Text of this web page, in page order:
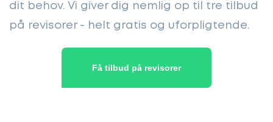
dit behov. Vi giver dig nemlig op til tre tilbud
på revisorer - helt gratis og uforpligtende.
Få tilbud på revisorer